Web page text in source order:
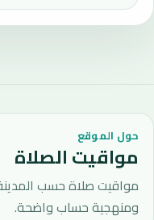
حول الموقع
مواقيت الصلاة
مواقيت صلاة حسب
ومنهجية حساب واضحة.